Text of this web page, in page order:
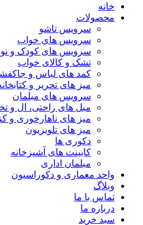
خانه
محصولات
سرویس تاشو
سرویس های خواب
سرویس های کودک و
تشک و کالای خواب
کمد های لباس و
میز های تحریر و
سرویس های مبلمان
مبل های راحتی، ال و
میز های ناهارخوری و
میز های تلویزیون
دکوری ها
کابینت های آشپزخانه
مبلمان اداری
واحد معماری و دکوراسیون
وبلاگ
تماس با ما
درباره ما
سبد خرید